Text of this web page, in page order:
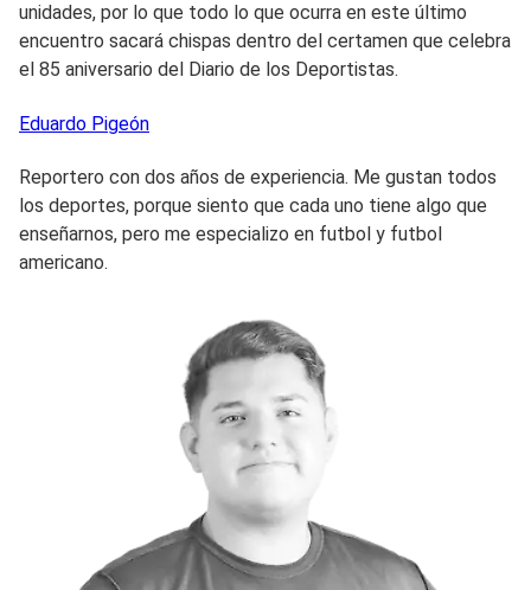
unidades, por lo que todo lo que ocurra en este último
encuentro sacará chispas dentro del certamen que celebra
el 85 aniversario del Diario de los Deportistas.
Eduardo Pigeón
Reportero con dos años de experiencia. Me gustan todos
los deportes, porque siento que cada uno tiene algo que
enseñarnos, pero me especializo en futbol y futbol
americano.